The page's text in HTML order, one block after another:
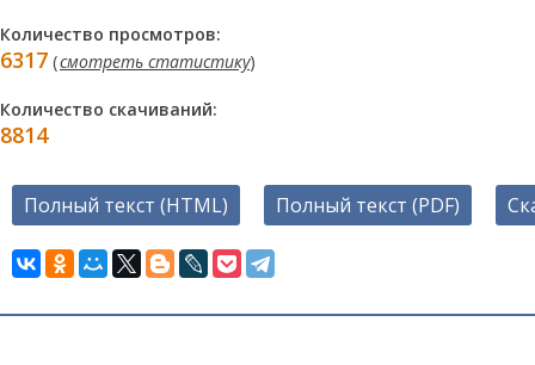
Количество просмотров:
6317 (смотреть статистику)
Количество скачиваний:
8814
Полный текст (HTML) Полный текст (PDF)